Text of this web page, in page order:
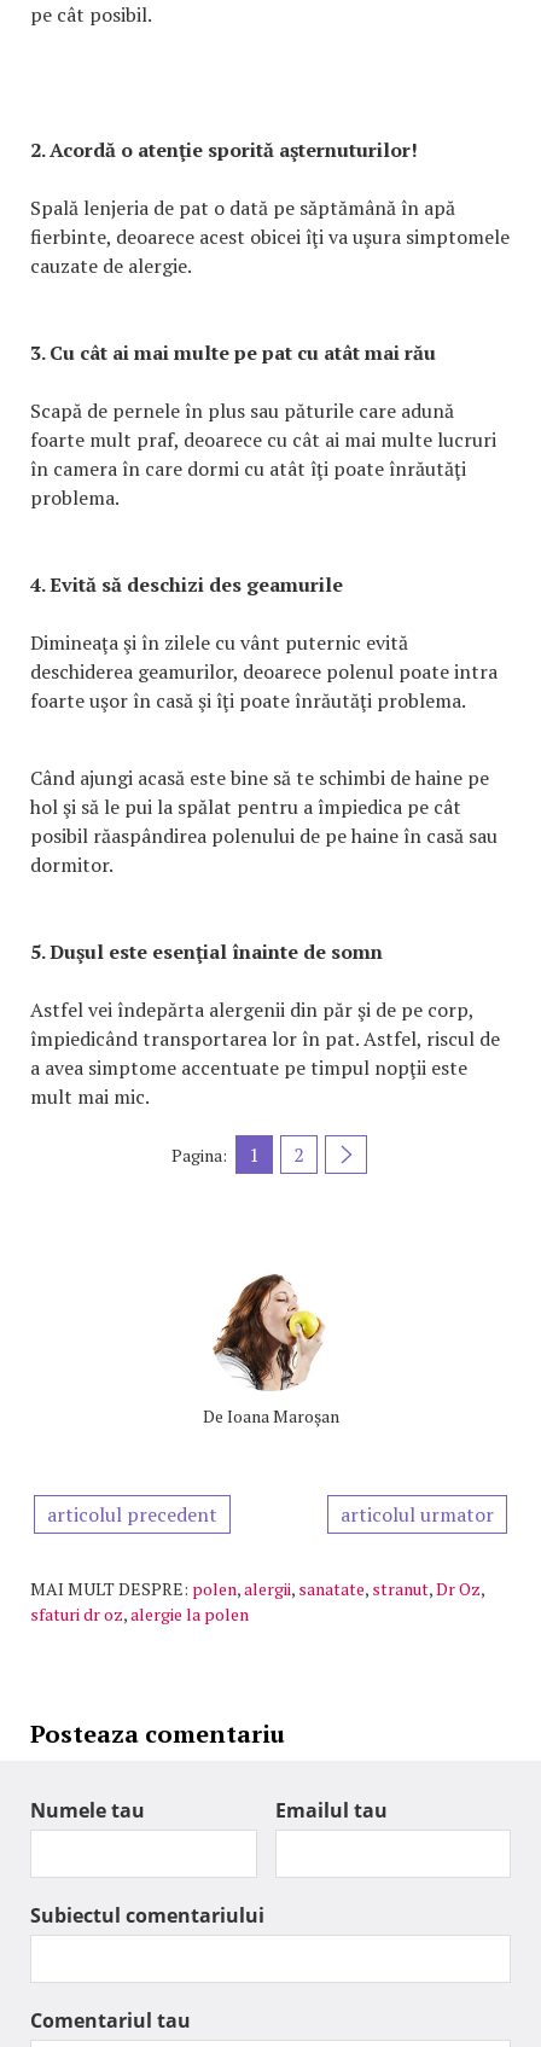
pe cât posibil.
2. Acordă o atenţie sporită aşternuturilor!
Spală lenjeria de pat o dată pe săptămână în apă
fierbinte, deoarece acest obicei îţi va uşura simptomele
cauzate de alergie.
3. Cu cât ai mai multe pe pat cu atât mai rău
Scapă de pernele în plus sau păturile care adună
foarte mult praf, deoarece cu cât ai mai multe lucruri
în camera în care dormi cu atât îţi poate înrăutăţi
problema.
4. Evită să deschizi des geamurile
Dimineaţa şi în zilele cu vânt puternic evită
deschiderea geamurilor, deoarece polenul poate intra
foarte uşor în casă şi îţi poate înrăutăţi problema.
Când ajungi acasă este bine să te schimbi de haine pe
hol şi să le pui la spălat pentru a împiedica pe cât
posibil răaspândirea polenului de pe haine în casă sau
dormitor.
5. Duşul este esenţial înainte de somn
Astfel vei îndepărta alergenii din păr şi de pe corp,
împiedicând transportarea lor în pat. Astfel, riscul de
a avea simptome accentuate pe timpul nopţii este
mult mai mic.
Pagina: 1 2
De Ioana Maroşan
articolul precedent articolul urmator
MAI MULT DESPRE: polen,alergii, sanatate, stranut,Dr Oz,
sfaturi dr oz,alergie la polen
Posteaza comentariu
Numele tau Emailul tau
Subiectul comentariului
Comentariul tau